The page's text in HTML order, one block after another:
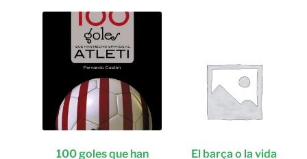
100 goles que han
El barça o la vida